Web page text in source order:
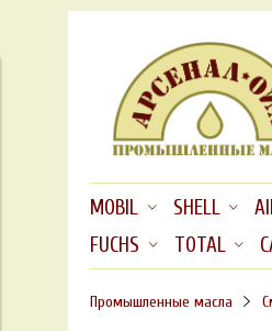
MOBIL SHELL
FUCHS
TOTAL
Промышленные масла